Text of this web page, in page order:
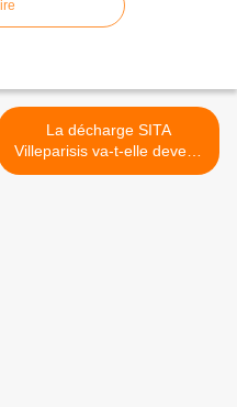
La décharge SITA
Villeparisis va-t-elle devenir
une décharge de déchets